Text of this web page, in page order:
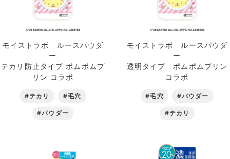
モイストラボ ルースパウダ
ー
テカリ防止タイプ ポムポムプ
リン コラボ
#テカリ #毛穴
#パウダー
モイストラボ ルースパウダ
ー
透明タイプ ポムポムプリン
コラボ
#毛穴 #パウダー
#テカリ